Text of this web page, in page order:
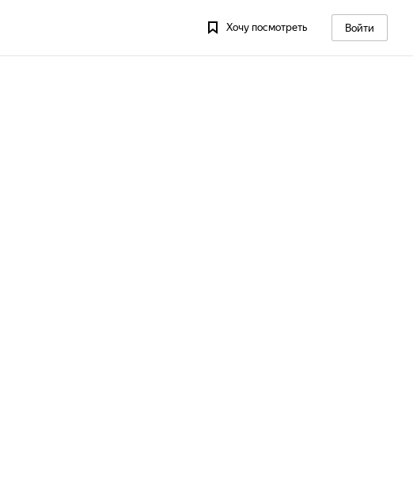
Хочу посмотреть Войти